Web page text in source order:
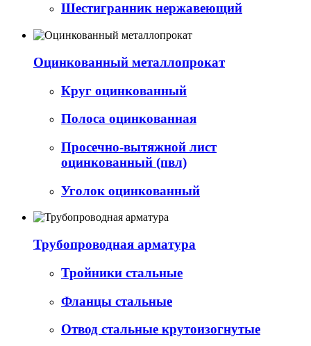
Шестигранник нержавеющий
Оцинкованный металлопрокат
Круг оцинкованный
Полоса оцинкованная
Просечно-вытяжной лист
оцинкованный (пвл)
Уголок оцинкованный
Трубопроводная арматура
Тройники стальные
Фланцы стальные
Отвод стальные крутоизогнутые